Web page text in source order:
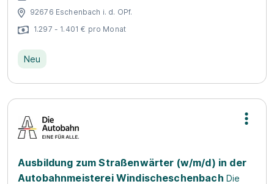
92676 Eschenbach i. d. OPf.
1.297 - 1.401 € pro Monat
Neu
Ausbildung zum Straßenwärter (w/m/d) in der
Autobahn­meisterei Windischeschenbach Die